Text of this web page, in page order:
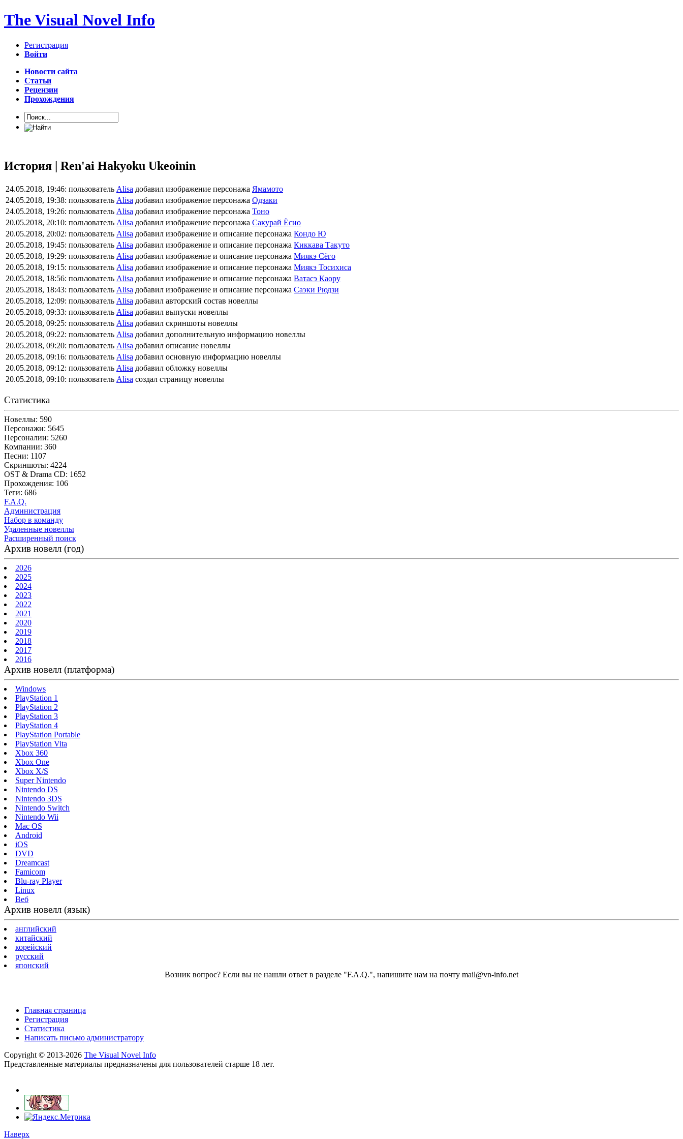
The Visual Novel Info
Регистрация
Войти
Новости сайта
Статьи
Рецензии
Прохождения
История | Ren'ai Hakyoku Ukeoinin
24.05.2018, 19:46: пользователь Alisa добавил изображение персонажа Ямамото
24.05.2018, 19:38: пользователь Alisa добавил изображение персонажа Одзаки
24.05.2018, 19:26: пользователь Alisa добавил изображение персонажа Тоно
20.05.2018, 20:10: пользователь Alisa добавил изображение персонажа Сакурай Ёсио
20.05.2018, 20:02: пользователь Alisa добавил изображение и описание персонажа Кондо Ю
20.05.2018, 19:45: пользователь Alisa добавил изображение и описание персонажа Киккава Такуто
20.05.2018, 19:29: пользователь Alisa добавил изображение и описание персонажа Миякэ Сёго
20.05.2018, 19:15: пользователь Alisa добавил изображение и описание персонажа Миякэ Тосихиса
20.05.2018, 18:56: пользователь Alisa добавил изображение и описание персонажа Ватасэ Каору
20.05.2018, 18:43: пользователь Alisa добавил изображение и описание персонажа Саэки Рюдзи
20.05.2018, 12:09: пользователь Alisa добавил авторский состав новеллы
20.05.2018, 09:33: пользователь Alisa добавил выпуски новеллы
20.05.2018, 09:25: пользователь Alisa добавил скриншоты новеллы
20.05.2018, 09:22: пользователь Alisa добавил дополнительную информацию новеллы
20.05.2018, 09:20: пользователь Alisa добавил описание новеллы
20.05.2018, 09:16: пользователь Alisa добавил основную информацию новеллы
20.05.2018, 09:12: пользователь Alisa добавил обложку новеллы
20.05.2018, 09:10: пользователь Alisa создал страницу новеллы
Статистика
Новеллы: 590
Персонажи: 5645
Персоналии: 5260
Компании: 360
Песни: 1107
Скриншоты: 4224
OST & Drama CD: 1652
Прохождения: 106
Теги: 686
F.A.Q.
Администрация
Набор в команду
Удаленные новеллы
Расширенный поиск
Архив новелл (год)
2026
2025
2024
2023
2022
2021
2020
2019
2018
2017
2016
Архив новелл (платформа)
Windows
PlayStation 1
PlayStation 2
PlayStation 3
PlayStation 4
PlayStation Portable
PlayStation Vita
Xbox 360
Xbox One
Xbox X/S
Super Nintendo
Nintendo DS
Nintendo 3DS
Nintendo Switch
Nintendo Wii
Mac OS
Android
iOS
DVD
Dreamcast
Famicom
Blu-ray Player
Linux
Веб
Архив новелл (язык)
английский
китайский
корейский
русский
японский
Возник вопрос? Если вы не нашли ответ в разделе "F.A.Q.", напишите нам на почту mail@vn-info.net
Главная страница
Регистрация
Статистика
Написать письмо администратору
Copyright © 2013-2026 The Visual Novel Info
Представленные материалы предназначены для пользователей старше 18 лет.
Наверх